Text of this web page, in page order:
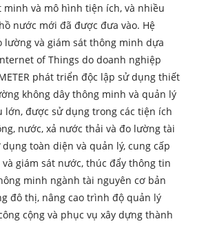
minh và mô hình tiện ích, và nhiều
nước mới đã được đưa vào. Hệ
lường và giám sát thông minh dựa
of Things do doanh nghiệp
METER phát triển độc lập sử dụng thiết
không dây thông minh và quản lý
lớn, được sử dụng trong các tiện ích
nước, xả nước thải và đo lường tài
toàn diện và quản lý, cung cấp
giám sát nước, thúc đẩy thông tin
minh ngành tài nguyên cơ bản
đô thị, nâng cao trình độ quản lý
cộng và phục vụ xây dựng thành